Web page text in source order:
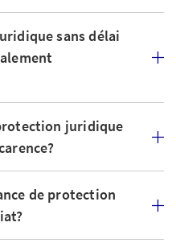
sans délai
juridique
de protection